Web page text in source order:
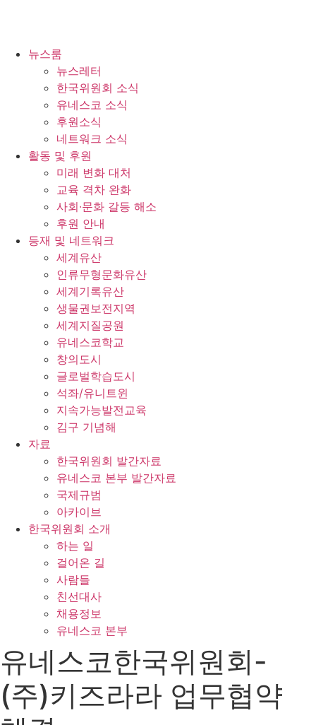
뉴스룸
뉴스레터
한국위원회 소식
유네스코 소식
후원소식
네트워크 소식
활동 및 후원
미래 변화 대처
교육 격차 완화
사회∙문화 갈등 해소
후원 안내
등재 및 네트워크
세계유산
인류무형문화유산
세계기록유산
생물권보전지역
세계지질공원
유네스코학교
창의도시
글로벌학습도시
석좌/유니트윈
지속가능발전교육
김구 기념해
자료
한국위원회 발간자료
유네스코 본부 발간자료
국제규범
아카이브
한국위원회 소개
하는 일
걸어온 길
사람들
친선대사
채용정보
유네스코 본부
유네스코한국위원회-
(주)키즈라라 업무협약